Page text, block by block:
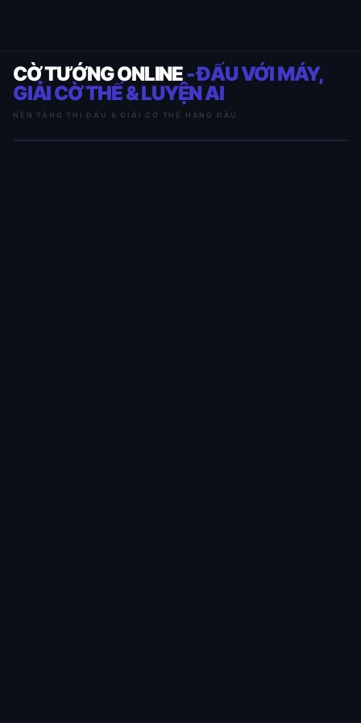
CỜ TƯỚNG ONLINE- ĐẤU VỚI MÁY,
GIẢI CỜ THẾ & LUYỆN AI
NỀN TẢNG THI ĐẤU & GIẢI CỜ THẾ HÀNG ĐẦU